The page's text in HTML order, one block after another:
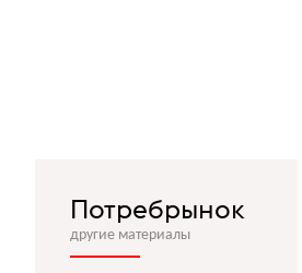
Потребрынок
другие материалы